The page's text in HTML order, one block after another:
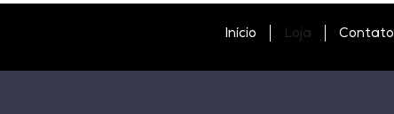
Início Loja Contato